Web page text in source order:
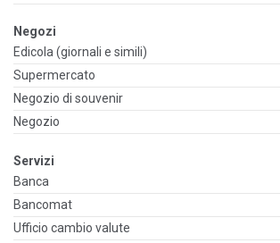
Negozi
Edicola (giornali e simili)
Supermercato
Negozio di souvenir
Negozio
Servizi
Banca
Bancomat
Ufficio cambio valute